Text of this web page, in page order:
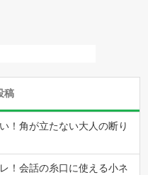
稿
！角が立たない大人の断り
！会話の糸口に使える小ネ